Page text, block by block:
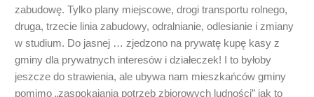
zabudowę. Tylko plany miejscowe, drogi transportu rolnego,
druga, trzecie linia zabudowy, odralnianie, odlesianie i zmiany
w studium. Do jasnej … zjedzono na prywatę kupę kasy z
gminy dla prywatnych interesów i działeczek! I to byłoby
jeszcze do strawienia, ale ubywa nam mieszkańców gminy
pomimo „zaspokajania potrzeb zbiorowych ludności” jak to